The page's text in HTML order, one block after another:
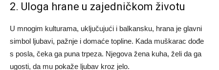
2. Uloga hrane u zajedničkom životu
U mnogim kulturama, uključujući i balkansku, hrana je glavni
simbol ljubavi, pažnje i domaće topline. Kada muškarac dođe
s posla, čeka ga puna trpeza. Njegova žena kuha, želi da ga
ugosti, da mu pokaže ljubav kroz jelo.